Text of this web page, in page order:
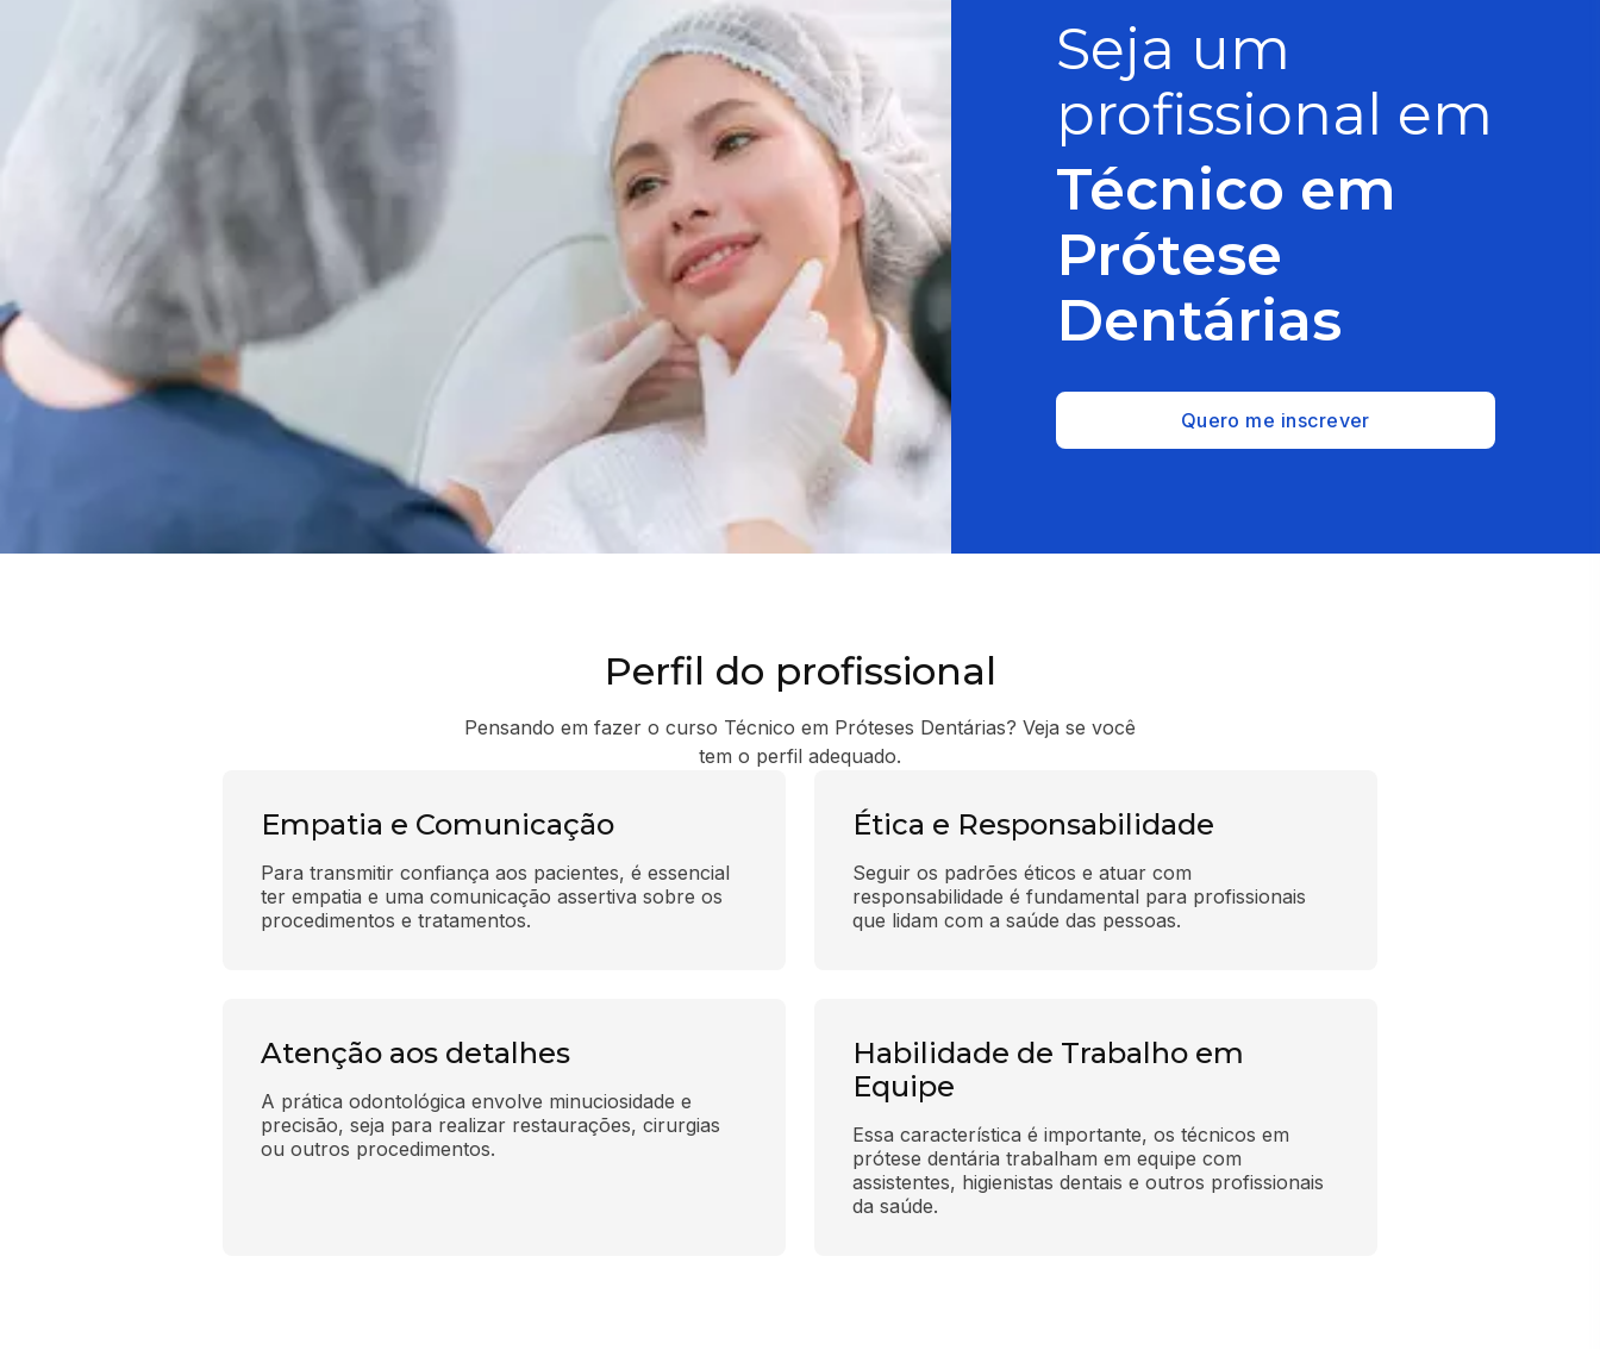
Seja um
profissional em
Técnico em
Prótese
Dentárias
Quero me inscrever
Perfil do profissional
Pensando em fazer o curso Técnico em Próteses Dentárias? Veja se você
tem o perfil adequado.
Empatia e Comunicação
Para transmitir confiança aos pacientes, é essencial
ter empatia e uma comunicação assertiva sobre os
procedimentos e tratamentos.
Ética e Responsabilidade
Seguir os padrões éticos e atuar com
responsabilidade é fundamental para profissionais
que lidam com a saúde das pessoas.
Atenção aos detalhes
A prática odontológica envolve minuciosidade e
precisão, seja para realizar restaurações, cirurgias
ou outros procedimentos.
Habilidade de Trabalho em
Equipe
Essa característica é importante, os técnicos em
prótese dentária trabalham em equipe com
assistentes, higienistas dentais e outros profissionais
da saúde.